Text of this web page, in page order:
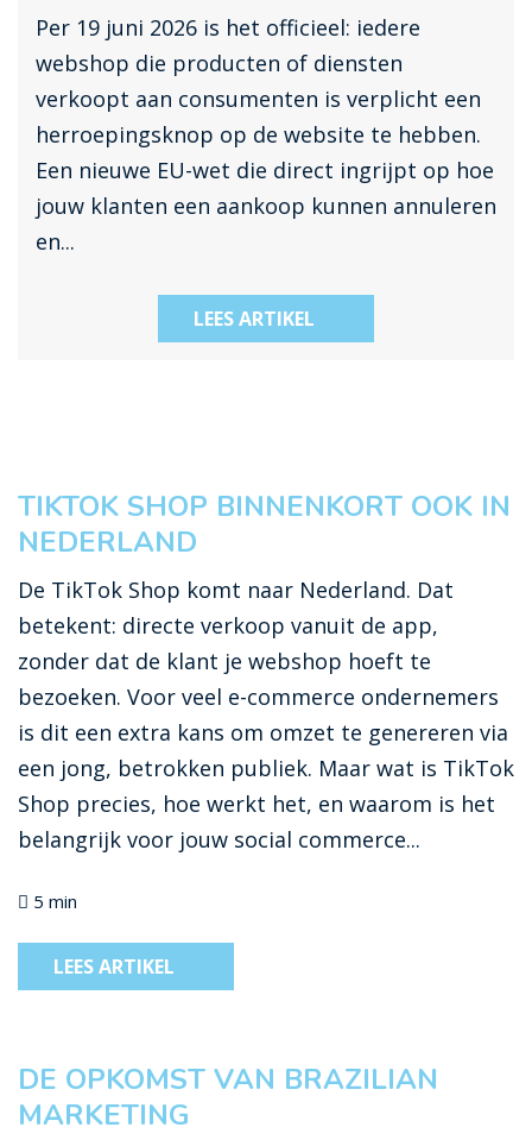
Per 19 juni 2026 is het officieel: iedere
webshop die producten of diensten
verkoopt aan consumenten is verplicht een
herroepingsknop op de website te hebben.
Een nieuwe EU-wet die direct ingrijpt op hoe
jouw klanten een aankoop kunnen annuleren
en...
LEES ARTIKEL
TIKTOK SHOP BINNENKORT OOK IN
NEDERLAND
De TikTok Shop komt naar Nederland. Dat
betekent: directe verkoop vanuit de app,
zonder dat de klant je webshop hoeft te
bezoeken. Voor veel e-commerce ondernemers
is dit een extra kans om omzet te genereren via
een jong, betrokken publiek. Maar wat is TikTok
Shop precies, hoe werkt het, en waarom is het
belangrijk voor jouw social commerce...
5 min
LEES ARTIKEL
DE OPKOMST VAN BRAZILIAN
MARKETING